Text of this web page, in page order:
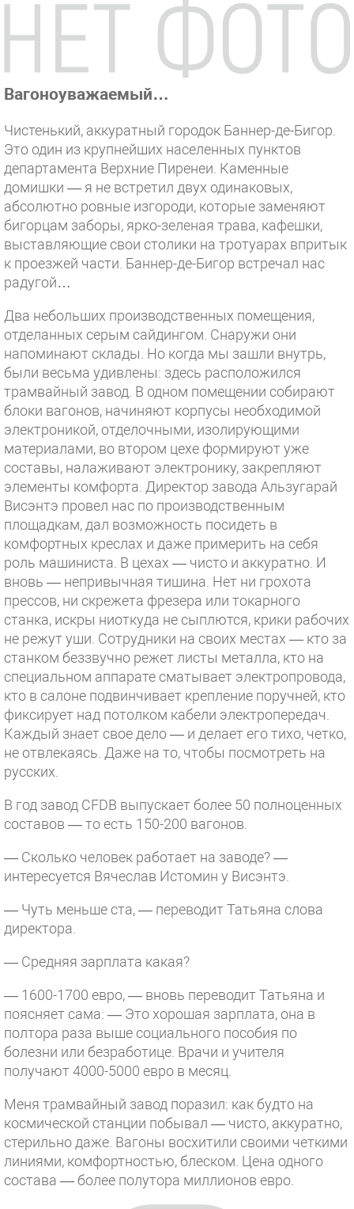
Вагоноуважаемый…
Чистенький, аккуратный городок Баннер-де-Бигор.
Это один из крупнейших населенных пунктов
департамента Верхние Пиренеи. Каменные
домишки — я не встретил двух одинаковых,
абсолютно ровные изгороди, которые заменяют
бигорцам заборы, ярко-зеленая трава, кафешки,
выставляющие свои столики на тротуарах впритык
к проезжей части. Баннер-де-Бигор встречал нас
радугой…
Два небольших производственных помещения,
отделанных серым сайдингом. Снаружи они
напоминают склады. Но когда мы зашли внутрь,
были весьма удивлены: здесь расположился
трамвайный завод. В одном помещении собирают
блоки вагонов, начиняют корпусы необходимой
электроникой, отделочными, изолирующими
материалами, во втором цехе формируют уже
составы, налаживают электронику, закрепляют
элементы комфорта. Директор завода Альзугарай
Висэнтэ провел нас по производственным
площадкам, дал возможность посидеть в
комфортных креслах и даже примерить на себя
роль машиниста. В цехах — чисто и аккуратно. И
вновь — непривычная тишина. Нет ни грохота
прессов, ни скрежета фрезера или токарного
станка, искры ниоткуда не сыплются, крики рабочих
не режут уши. Сотрудники на своих местах — кто за
станком беззвучно режет листы металла, кто на
специальном аппарате сматывает электропровода,
кто в салоне подвинчивает крепление поручней, кто
фиксирует над потолком кабели электропередач.
Каждый знает свое дело — и делает его тихо, четко,
не отвлекаясь. Даже на то, чтобы посмотреть на
русских.
В год завод CFDB выпускает более 50 полноценных
составов — то есть 150-200 вагонов.
— Сколько человек работает на заводе? —
интересуется Вячеслав Истомин у Висэнтэ.
— Чуть меньше ста, — переводит Татьяна слова
директора.
— Средняя зарплата какая?
— 1600-1700 евро, — вновь переводит Татьяна и
поясняет сама: — Это хорошая зарплата, она в
полтора раза выше социального пособия по
болезни или безработице. Врачи и учителя
получают 4000-5000 евро в месяц.
Меня трамвайный завод поразил: как будто на
космической станции побывал — чисто, аккуратно,
стерильно даже. Вагоны восхитили своими четкими
линиями, комфортностью, блеском. Цена одного
состава — более полутора миллионов евро.